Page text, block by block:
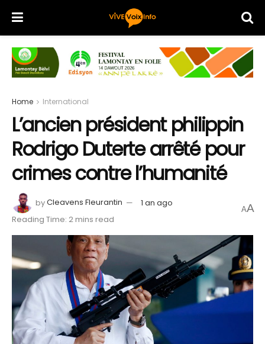
Home International
L’ancien président philippin
Rodrigo Duterte arrêté pour
crimes contre l’humanité
byCleavens Fleurantin
1 an ago
Reading Time: 2 mins read
AA